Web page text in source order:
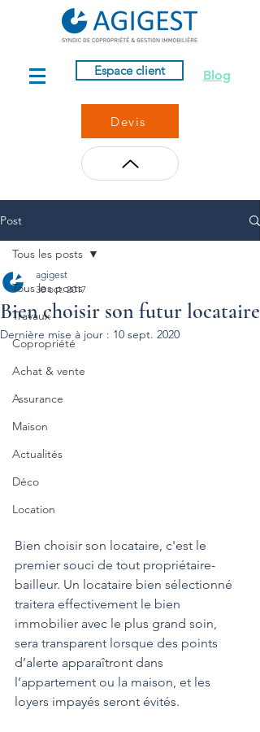
Espace client Blog
Devis
Post
Tous les posts
Travaux
Copropriété
Achat & vente
Assurance
Maison
Actualités
Déco
Location
Tous les posts
Bien choisir son futur locataire
agigest
30 oct. 2017
Dernière mise à jour : 10 sept. 2020
Bien choisir son locataire, c'est le
premier souci de tout propriétaire-
bailleur. Un locataire bien sélectionné
traitera effectivement le bien
immobilier avec le plus grand soin,
sera transparent lorsque des points
d’alerte apparaîtront dans
l’appartement ou la maison, et les
loyers impayés seront évités.